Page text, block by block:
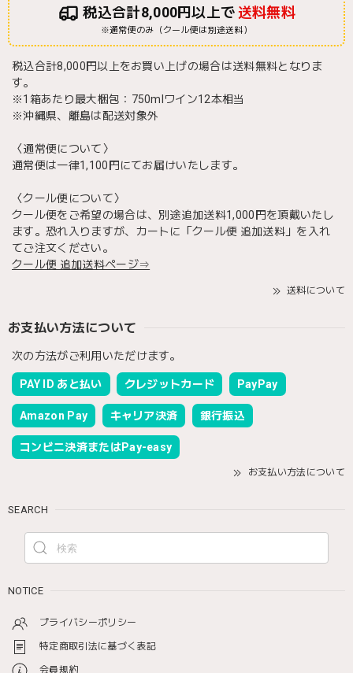
税込合計8,000円以上で送料無料
※通常便のみ（クール便は別途送料）
税込合計8,000円以上をお買い上げの場合は送料無料となりま
す。
※1箱あたり最大梱包：750mlワイン12本相当
※沖縄県、離島は配送対象外
〈通常便について〉
通常便は一律1,100円にてお届けいたします。
〈クール便について〉
クール便をご希望の場合は、別途追加送料1,000円を頂戴いたし
ます。恐れ入りますが、カートに「クール便 追加送料」を入れ
てご注文ください。
クール便 追加送料ページ⇒
送料について
お支払い方法について
次の方法がご利用いただけます。
PAY ID あと払い クレジットカード PayPay
Amazon Pay キャリア決済 銀行振込
コンビニ決済またはPay-easy
お支払い方法について
SEARCH
NOTICE
プライバシーポリシー
特定商取引法に基づく表記
会員規約